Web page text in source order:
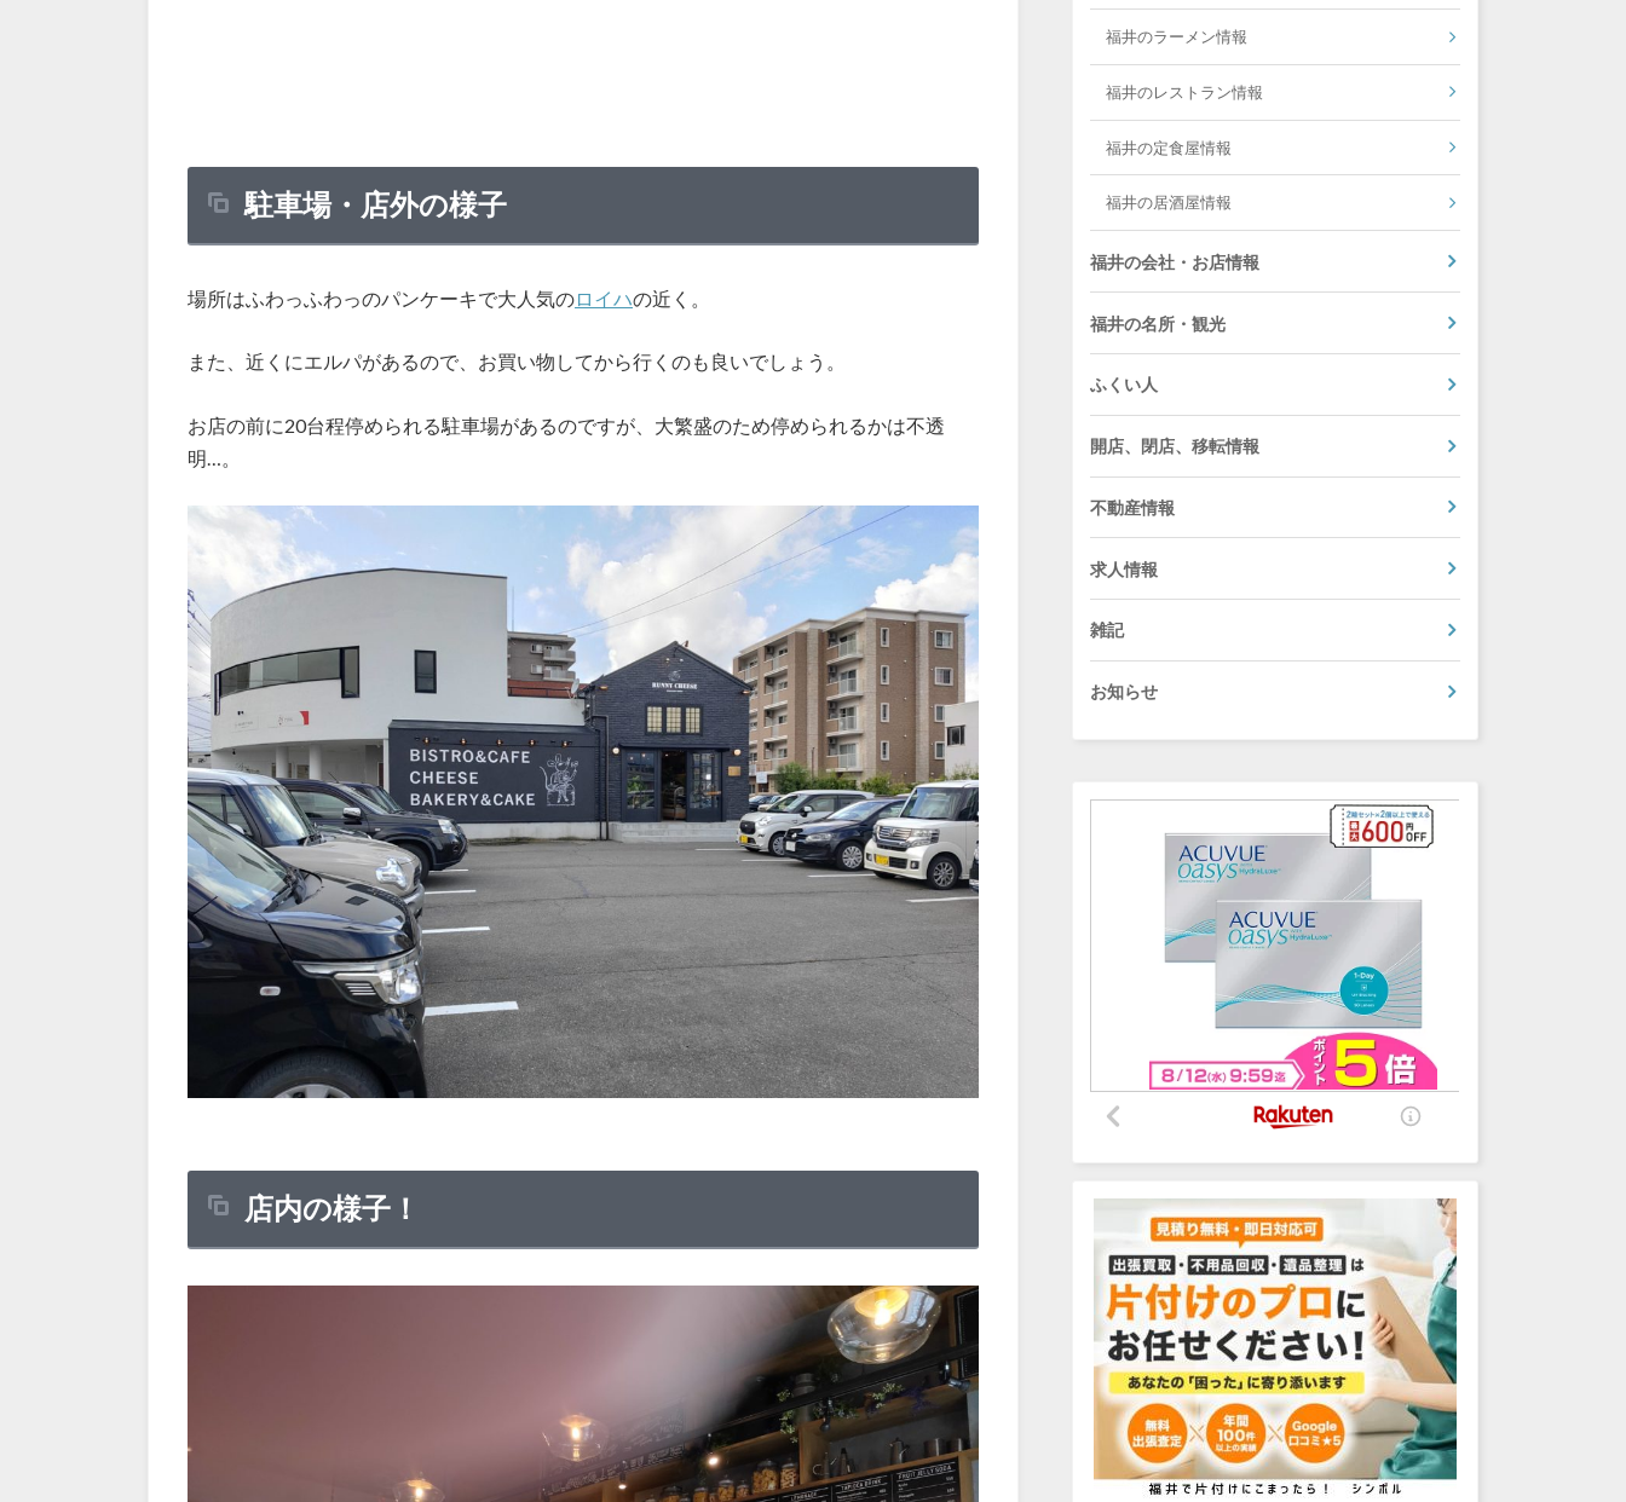
駐車場・店外の様子
場所はふわっふわっのパンケーキで大人気のロイハの近く。
また、近くにエルパがあるので、お買い物してから行くのも良いでしょう。
お店の前に20台程停められる駐車場があるのですが、大繁盛のため停められるかは不透
明…。
店内の様子！
福井のラーメン情報
福井のレストラン情報
福井の定食屋情報
福井の居酒屋情報
福井の会社・お店情報
福井の名所・観光
ふくい人
開店、閉店、移転情報
不動産情報
求人情報
雑記
お知らせ